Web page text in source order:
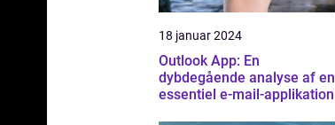
18 januar 2024
Outlook App: En
dybdegående analyse af en
essentiel e-mail-applikation